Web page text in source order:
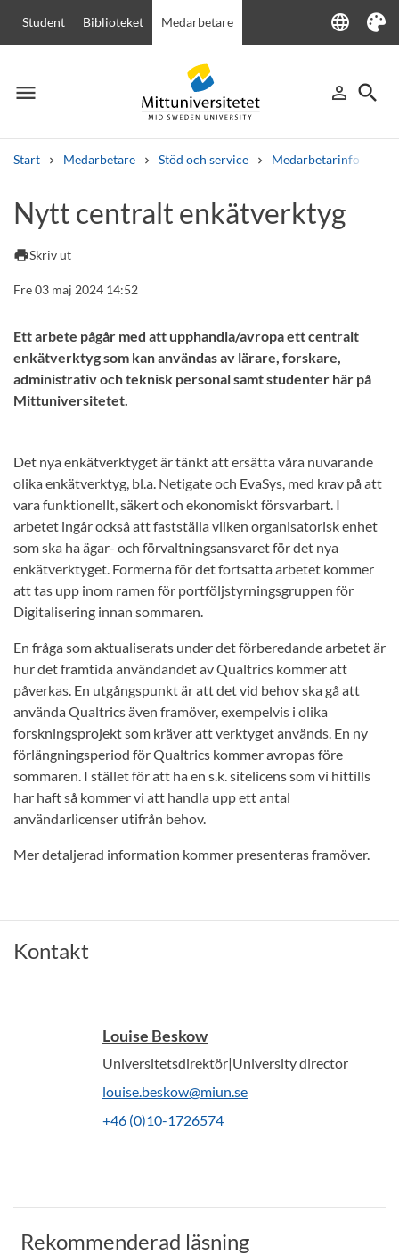
Student Biblioteket Medarbetare language
Language
Tema
menu
Meny person_outline
Logga in
search
Sök
Start Medarbetare Stöd och service Medarbetarinfo
Andra söktjänster
Kurser och program
Nytt centralt enkätverktyg
printSkriv ut
Fre 03 maj 2024 14:52
Ett arbete pågår med att upphandla/avropa ett centralt
enkätverktyg som kan användas av lärare, forskare,
administrativ och teknisk personal samt studenter här på
Mittuniversitetet.
Det nya enkätverktyget är tänkt att ersätta våra nuvarande
olika enkätverktyg, bl.a. Netigate och EvaSys, med krav på att
vara funktionellt, säkert och ekonomiskt försvarbart. I
arbetet ingår också att fastställa vilken organisatorisk enhet
som ska ha ägar- och förvaltningsansvaret för det nya
enkätverktyget. Formerna för det fortsatta arbetet kommer
att tas upp inom ramen för portföljstyrningsgruppen för
Digitalisering innan sommaren.
En fråga som aktualiserats under det förberedande arbetet är
hur det framtida användandet av Qualtrics kommer att
påverkas. En utgångspunkt är att det vid behov ska gå att
använda Qualtrics även framöver, exempelvis i olika
forskningsprojekt som kräver att verktyget används. En ny
förlängningsperiod för Qualtrics kommer avropas före
sommaren. I stället för att ha en s.k. sitelicens som vi hittills
har haft så kommer vi att handla upp ett antal
användarlicenser utifrån behov.
Mer detaljerad information kommer presenteras framöver.
Kontakt
Louise Beskow
Universitetsdirektör|University director
louise.beskow@miun.se
+46 (0)10-1726574
Rekommenderad läsning